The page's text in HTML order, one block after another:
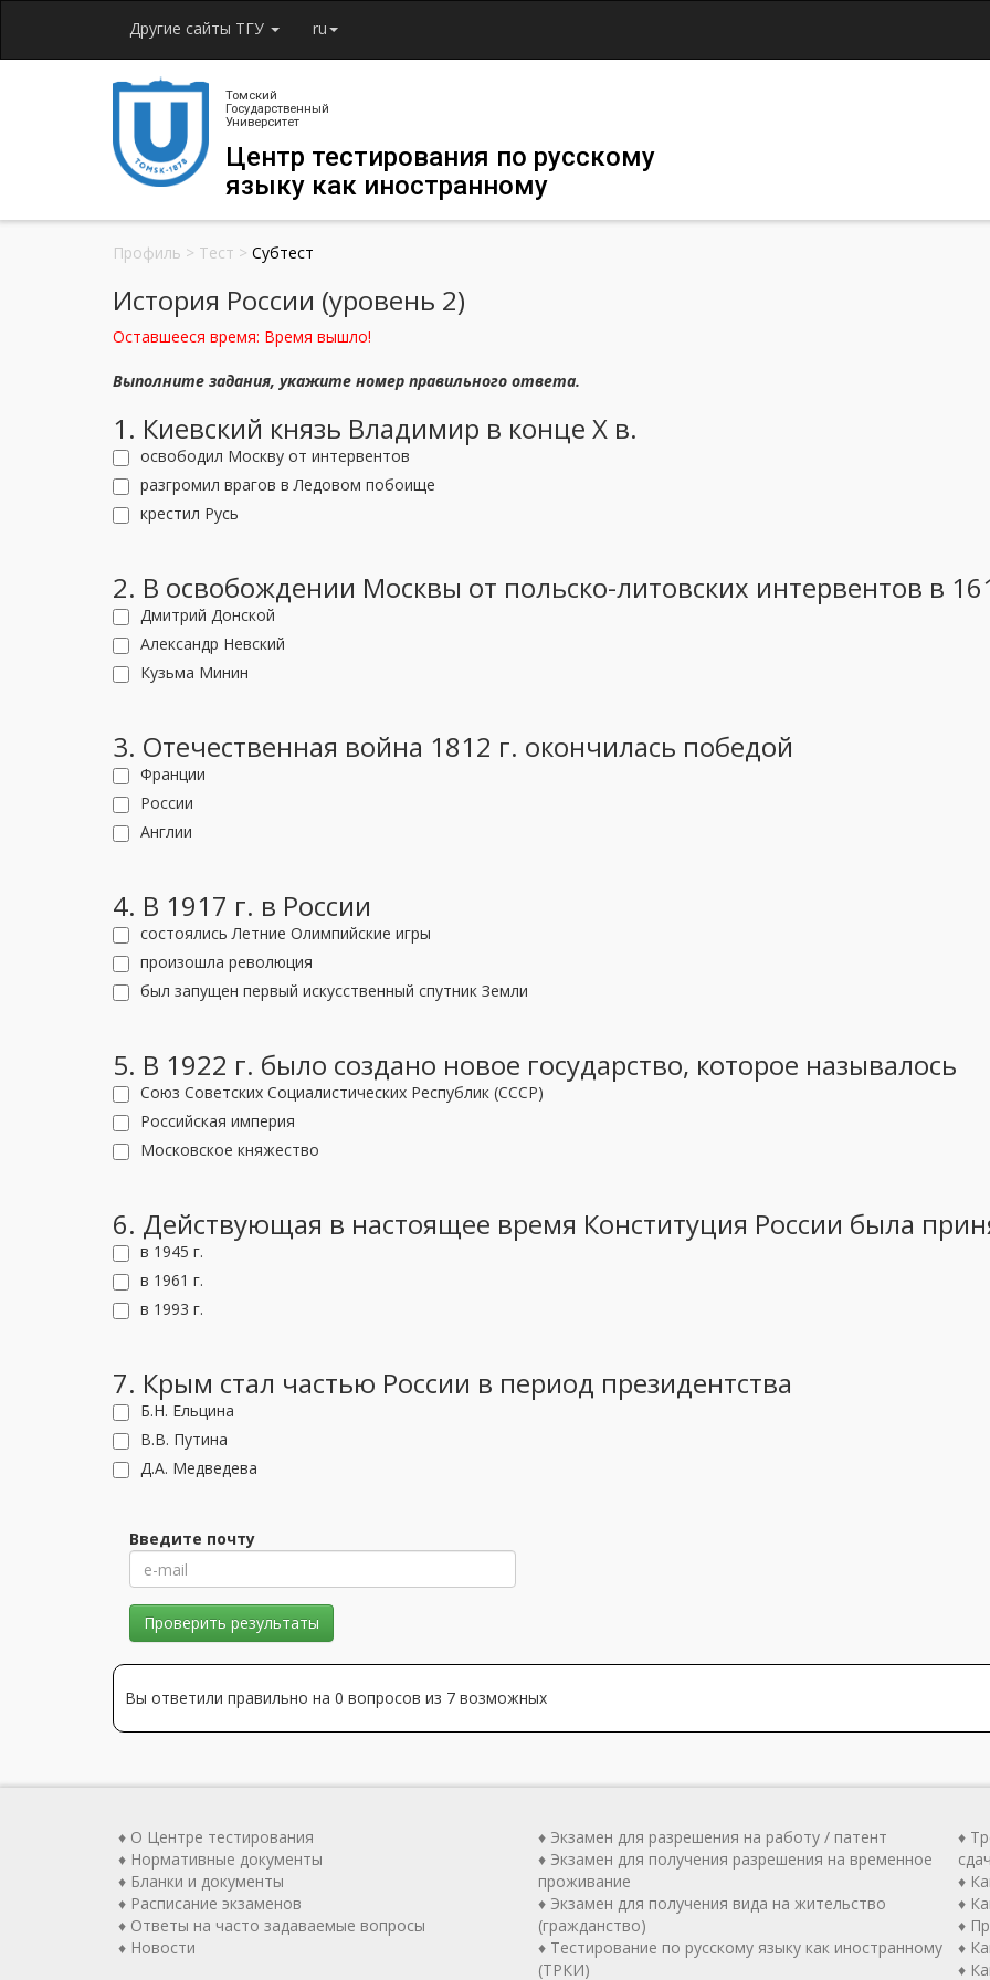
Другие сайты ТГУ ru
Томский
Государственный
Университет
Центр тестирования по русскому
языку как иностранному
Профиль > Тест > Субтест
История России (уровень 2)
Оставшееся время: Время вышло!
Выполните задания, укажите номер правильного ответа.
1. Киевский князь Владимир в конце X в.
освободил Москву от интервентов
разгромил врагов в Ледовом побоище
крестил Русь
2. В освобождении Москвы от польско-литовских интервентов в
Дмитрий Донской
Александр Невский
Кузьма Минин
3. Отечественная война 1812 г. окончилась победой
Франции
России
Англии
4. В 1917 г. в России
состоялись Летние Олимпийские игры
произошла революция
был запущен первый искусственный спутник Земли
5. В 1922 г. было создано новое государство, которое называлось
Союз Советских Социалистических Республик (СССР)
Российская империя
Московское княжество
6. Действующая в настоящее время Конституция России была
в 1945 г.
в 1961 г.
в 1993 г.
7. Крым стал частью России в период президентства
Б.Н. Ельцина
В.В. Путина
Д.А. Медведева
Введите почту
Проверить результаты
Вы ответили правильно на 0 вопросов из 7 возможных
♦ О Центре тестирования
♦ Нормативные документы
♦ Бланки и документы
♦ Расписание экзаменов
♦ Ответы на часто задаваемые вопросы
♦ Новости
♦ Экзамен для разрешения на работу / патент
♦ Экзамен для получения разрешения на временное
проживание
♦ Экзамен для получения вида на жительство
(гражданство)
♦ Тестирование по русскому языку как иностранному
(ТРКИ)
♦
♦
♦
♦
♦
♦